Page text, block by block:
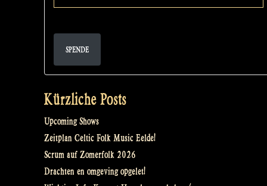
SPENDE
Kürzliche Posts
Upcoming Shows
Zeitplan Celtic Folk Music Eelde!
Scrum auf Zomerfolk 2026
Drachten en omgeving opgelet!